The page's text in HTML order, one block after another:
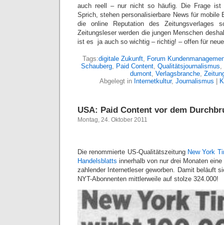
auch reell – nur nicht so häufig. Die Frage ist
Sprich, stehen personalisierbare News für mobile
die online Reputation des Zeitungsverlages
Zeitungsleser werden die jungen Menschen
ist es ja auch so wichtig – richtig! – offen für
Tags:digitale Zukunft, Forum
Schauberg, Paid Content, Qualitätsjournalismus,
dumont, Verlagsbranche,
Abgelegt in Internetkultur, Journalismus
USA: Paid Content vor dem
Montag, 24. Oktober 2011
Die renommierte US-Qualitätszeitung New York
Handelsblatts innerhalb von nur drei Monaten
zahlender Internetleser geworben. Damit beläuft
NYT-Abonnenten mittlerweile auf stolze 324.000!